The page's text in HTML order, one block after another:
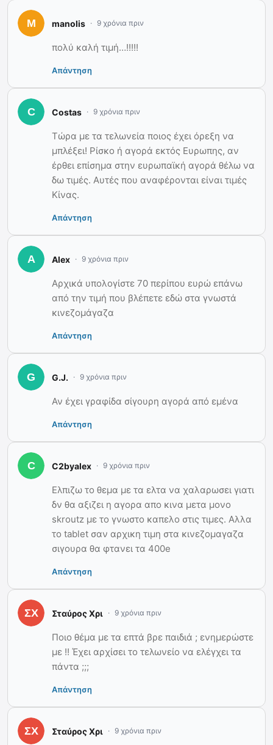
manolis 9 χρόνια πριν
πολύ καλή τιμή…!!!!!
Απάντηση
Costas 9 χρόνια πριν
Τώρα με τα τελωνεία ποιος έχει όρεξη να
μπλέξει! Ρίσκο ή αγορά εκτός Ευρωπης, αν
έρθει επίσημα στην ευρωπαϊκή αγορά θέλω να
δω τιμές. Αυτές που αναφέρονται είναι τιμές
Κίνας.
Απάντηση
Alex 9 χρόνια πριν
Αρχικά υπολογίστε 70 περίπου ευρώ επάνω
από την τιμή που βλέπετε εδώ στα γνωστά
κινεζομάγαζα
Απάντηση
G.J. 9 χρόνια πριν
Αν έχει γραφίδα σίγουρη αγορά από εμένα
Απάντηση
C2byalex 9 χρόνια πριν
Ελπιζω το θεμα με τα ελτα να χαλαρωσει γιατι
δν θα αξιζει η αγορα απο κινα μετα μονο
skroutz με το γνωστο καπελο στις τιμες. Αλλα
το tablet σαν αρχικη τιμη στα κινεζομαγαζα
σιγουρα θα φτανει τα 400e
Απάντηση
Σταύρος Χρι 9 χρόνια πριν
Ποιο θέμα με τα επτά βρε παιδιά ; ενημερώστε
με !! Έχει αρχίσει το τελωνείο να ελέγχει τα
πάντα ;;;
Απάντηση
Σταύρος Χρι 9 χρόνια πριν